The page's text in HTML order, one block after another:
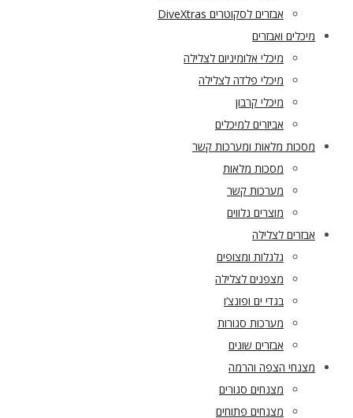
אבזרים לסקוטרים DiveXtras
מיכלים ואבזרים
מיכלי אלומיניום לצלילה
מיכלי פלדה לצלילה
מיכלי קרבון
אביזרים למיכלים
מסכות מלאות ומערכות קשר
מסכות מלאות
מערכות קשר
מוצרים נלווים
אבזרים לצלילה
גלגלות ומצופים
מצפנים לצלילה
בגדי ים ופונצ’ו
מערכות סגורות
אבזרים שונים
מצנחי הצפה והרמה
מצנחים סגורים
מצנחים פתוחים